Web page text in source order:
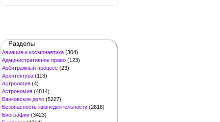
Разделы
Авиация и космонавтика (304)
Административное право (123)
Арбитражный процесс (23)
Архитектура (113)
Астрология (4)
Астрономия (4814)
Банковское дело (5227)
Безопасность жизнедеятельности (2616)
Биографии (3423)